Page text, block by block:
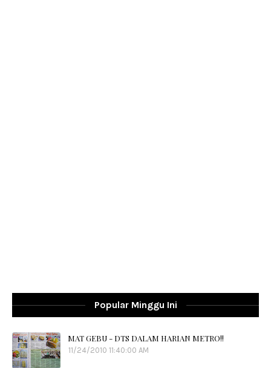
Popular Minggu Ini
MAT GEBU - DTS DALAM HARIAN METRO!!
11/24/2010 11:40:00 AM